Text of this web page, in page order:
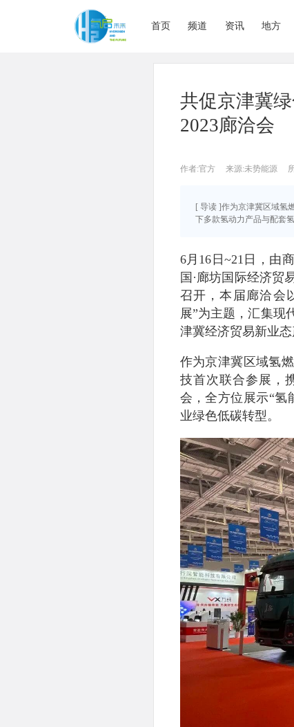
首页 频道 资讯 地方
共促京津冀
2023廊洽会
作者:官方 来源:未势能源
[ 导读 ]作为京津冀区域氢
下多款氢动力产品与配套
6月16日~21日，由
国·廊坊国际经济贸
召开，本届廊洽会
展”为主题，汇集现
津冀经济贸易新业态
作为京津冀区域氢
技首次联合参展，
会，全方位展示“氢
业绿色低碳转型。